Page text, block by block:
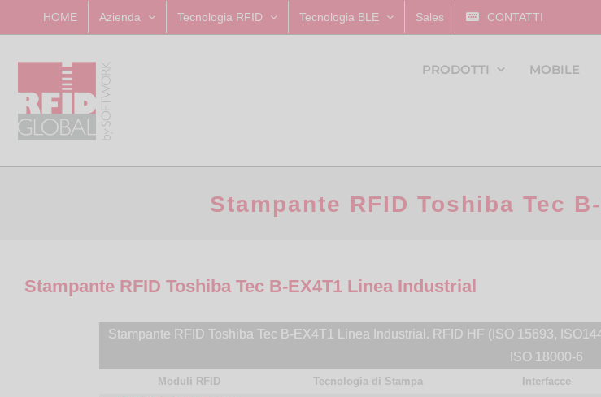
HOME Azienda Tecnologia RFID Tecnologia BLE Sales CONTATTI
PRODOTTI MOBILE
Stampante RFID Toshiba Tec
Stampante RFID Toshiba Tec B-EX4T1 Linea Industrial
Stampante RFID Toshiba Tec B-EX4T1 Linea Industrial. RFID HF (ISO 15693,
ISO 18000-6
Moduli RFID Tecnologia di Stampa Interfacce